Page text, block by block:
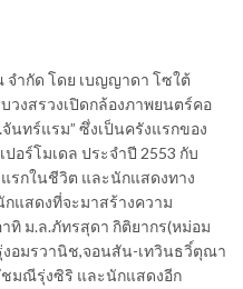
จำกัด โดย เบญญาดา โซใต้
วงสรวงเปิดกล้องภาพยนตร์คอ
นทร์แรม” ซึ่งเป็นครังแรกของ
อร์โมเดล ประจำปี 2553 กับ
รกในชีวิต และนักแสดงทาง
แสดงที่จะมาสร้างความ
ทิ ม.ล.ภัทรสุดา กิติยากร(หม่อม
งอมรวานิช,จอนสัน-เทวินธวิ์ตุณา
ณีรุ่งซิริ และนักแสดงอีก